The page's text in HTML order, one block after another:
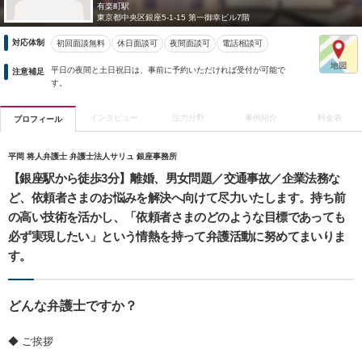
有楽町駅
東京都中央区銀座5-1-15 第一御幸ビル7階
対応体制 初回面談無料 休日面談可 夜間面談可 電話相談可
注意補足
平日の夜間と土日祝日は、事前に予約いただければ受付が可能で
す。
プロフィール インタビュー 注力分野 事例紹介 料金表
平岡 将人弁護士 弁護士法人サリュ 銀座事務所
【銀座駅から徒歩3分】離婚、男女問題／交通事故／企業法務な
ど、依頼者さまのお悩みを解決へ向けて尽力いたします。持ち前
の高い技術を活かし、「依頼者さまのどのような目標であっても
必ず実現したい」という情熱を持って弁護活動に努めてまいりま
す。
どんな弁護士ですか？
◆ ご挨拶